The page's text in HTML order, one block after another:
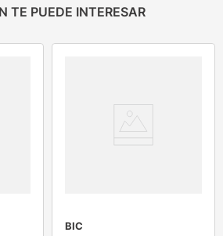
TE PUEDE INTERESAR
BIC